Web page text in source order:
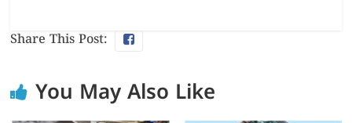
Share This Post:
You May Also Like